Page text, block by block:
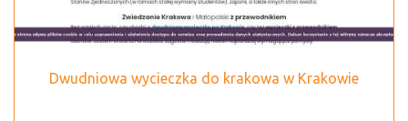
Dwudniowa wycieczka do krakowa w Krakowie